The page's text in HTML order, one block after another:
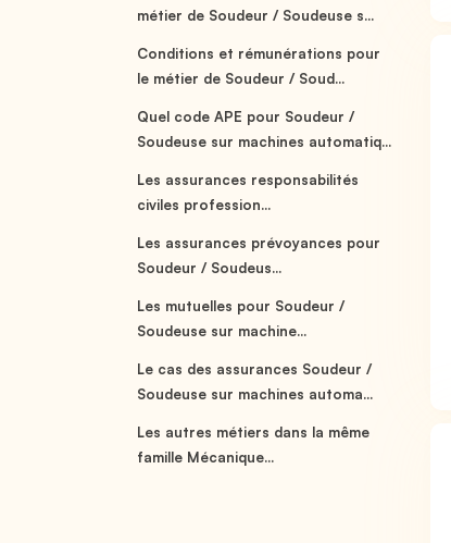
métier de Soudeur / Soudeuse s...
Conditions et rémunérations pour
le métier de Soudeur / Soud...
Quel code APE pour Soudeur /
Soudeuse sur machines automatiq...
Les assurances responsabilités
civiles profession...
Les assurances prévoyances pour
Soudeur / Soudeus...
Les mutuelles pour Soudeur /
Soudeuse sur machine...
Le cas des assurances Soudeur /
Soudeuse sur machines automa...
Les autres métiers dans la même
famille Mécanique...